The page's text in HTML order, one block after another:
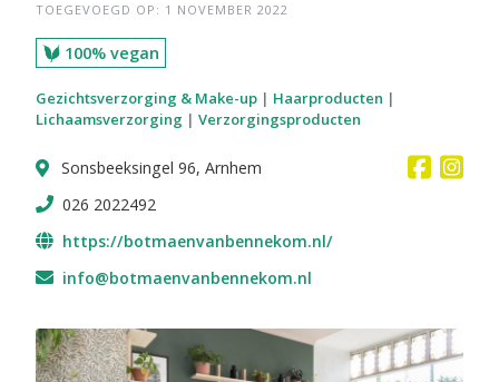
TOEGEVOEGD OP: 1 NOVEMBER 2022
100% vegan
Gezichtsverzorging & Make-up | Haarproducten |
Lichaamsverzorging | Verzorgingsproducten
Sonsbeeksingel 96, Arnhem
026 2022492
https://botmaenvanbennekom.nl/
info@botmaenvanbennekom.nl